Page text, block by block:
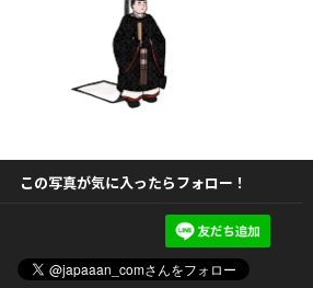
この写真が気に入ったらフォロー！